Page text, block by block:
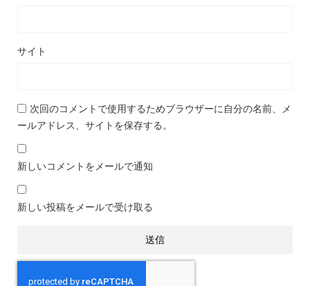
次回のコメントで使用するためブラウザーに自分の名前、メ
ールアドレス、サイトを保存する。
新しいコメントをメールで通知
新しい投稿をメールで受け取る